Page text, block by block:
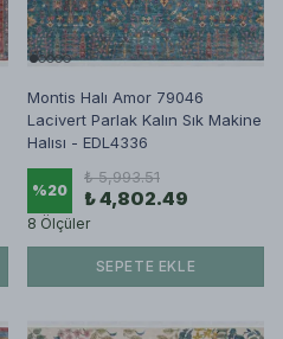
Montis Halı Amor 79046
Lacivert Parlak Kalın Sık Makine
Halısı - EDL4336
%20
₺ 5,993.51
₺ 4,802.49
8 Ölçüler
SEPETE EKLE